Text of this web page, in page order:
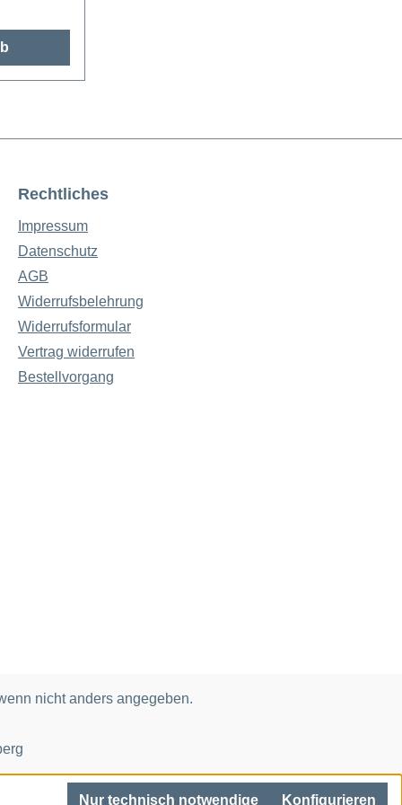
Rechtliches
Impressum
Datenschutz
AGB
Widerrufsbelehrung
Widerrufsformular
Vertrag widerrufen
Bestellvorgang
nicht anders angegeben.
Nur technisch notwendige Konfigurieren